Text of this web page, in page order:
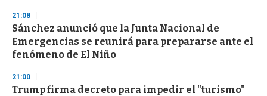
d
s
21:08
Sánchez anunció que la Junta Nacional de
Emergencias se reunirá para prepararse ante el
fenómeno de El Niño
21:00
Trump firma decreto para impedir el "turismo"